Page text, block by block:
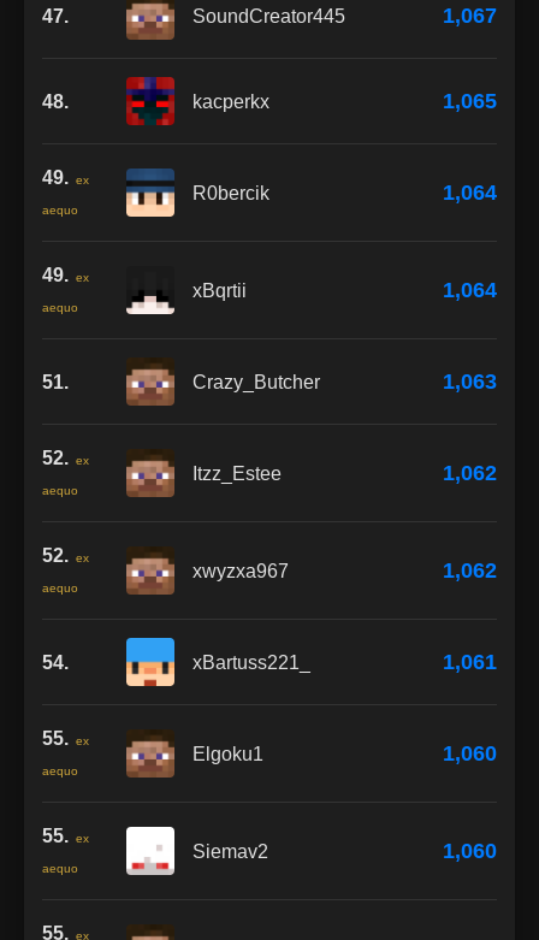
47. SoundCreator445 1,067
48. kacperkx 1,065
49. ex
aequo
R0bercik 1,064
49. ex
aequo
xBqrtii 1,064
51. Crazy_Butcher 1,063
52. ex
aequo
Itzz_Estee 1,062
52. ex
aequo
xwyzxa967 1,062
54. xBartuss221_ 1,061
55. ex
aequo
Elgoku1 1,060
55. ex
aequo
Siemav2 1,060
55. ex